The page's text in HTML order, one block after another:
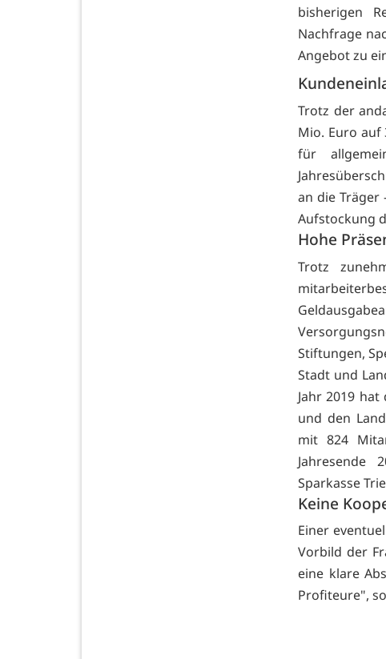
bisherigen
Nachfrage
Angebot zu
Trotz der
Mio. Euro auf
für
an die Träger
Aufstockung
Hohe
Trotz
Stiftungen,
Stadt und
Jahr 2019
und den
mit 824
Jahresende
Sparkasse
Keine
Einer
Vorbild der
eine klare
Profiteure",